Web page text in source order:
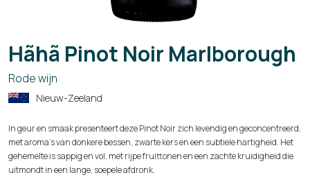
Hãhã Pinot Noir Marlborough
Rode wijn
Nieuw-Zeeland
In geur en smaak presenteert deze Pinot Noir zich levendig en geconcentreerd,
met aroma’s van donkere bessen, zwarte kers en een subtiele hartigheid. Het
gehemelte is sappig en vol, met rijpe fruittonen en een zachte kruidigheid die
uitmondt in een lange, soepele afdronk.